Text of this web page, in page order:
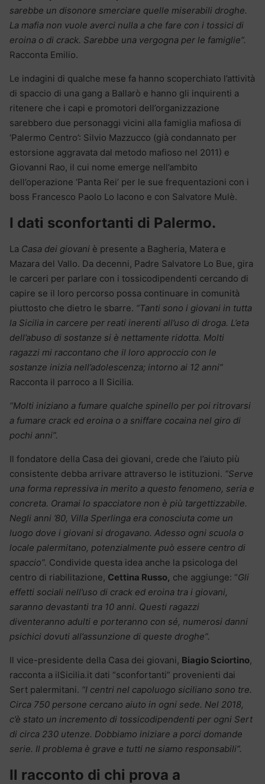
sarebbe un disonore smerciare quelle miserabili droghe.
La mafia non vuole averci nulla a che fare con i tossici di
eroina o di crack. Sarebbe una vergogna per le famiglie”.
Racconta Emilio.
Le indagini di qualche mese fa hanno scoperchiato l’attività
di spaccio di una gang a Ballarò e hanno gli inquirenti a
ritenere che i capi e promotori dell’organizzazione
sarebbero due personaggi vicini alla famiglia mafiosa di
‘Palermo Centro’: Silvio Mazzucco (già condannato per
estorsione aggravata dal metodo mafioso nel 2011) e
Giovanni Rao, il cui nome emerge nell’ambito
dell’operazione ‘Panta Rei’ per le sue frequentazioni con i
boss Francesco Paolo Lo Iacono e con Salvatore Mulè.
I dati sconfortanti di Palermo.
La Casa dei giovani è presente a Bagheria, Matera e
Mazara del Vallo. Da decenni, Padre Salvatore Lo Bue, gira
le carceri per parlare con i tossicodipendenti cercando di
capire se il loro percorso possa continuare in comunità
piuttosto che dietro le sbarre. “Tanti sono i giovani in tutta
la Sicilia in carcere per reati inerenti all’uso di droga. L’eta
dell’abuso di sostanze si è nettamente ridotta. Molti
ragazzi mi raccontano che il loro approccio con le
sostanze inizia nell’adolescenza; intorno ai 12 anni”
Racconta il parroco a Il Sicilia.
“Molti iniziano a fumare qualche spinello per poi ritrovarsi
a fumare crack ed eroina o a sniffare cocaina nel giro di
pochi anni”.
Il fondatore della Casa dei giovani, crede che l’aiuto più
consistente debba arrivare attraverso le istituzioni. “Serve
una forma repressiva in merito a questo fenomeno, seria e
concreta. Oramai lo spacciatore non è più targettizzabile.
Negli anni ’80, Villa Sperlinga era conosciuta come un
luogo dove i giovani si drogavano. Adesso ogni scuola o
locale palermitano, potenzialmente può essere centro di
spaccio”. Condivide questa idea anche la psicologa del
centro di riabilitazione, Cettina Russo, che aggiunge: “Gli
effetti sociali nell’uso di crack ed eroina tra i giovani,
saranno devastanti tra 10 anni. Questi ragazzi
diventeranno adulti e porteranno con sé, numerosi danni
psichici dovuti all’assunzione di queste droghe”.
Il vice-presidente della Casa dei giovani, Biagio Sciortino,
racconta a ilSicilia.it dati “sconfortanti” provenienti dai
Sert palermitani. “I centri nel capoluogo siciliano sono tre.
Circa 750 persone cercano aiuto in ogni sede. Nel 2018,
c’è stato un incremento di tossicodipendenti per ogni Sert
di circa 230 utenze. Dobbiamo iniziare a porci domande
serie. Il problema è grave e tutti ne siamo responsabili”.
Il racconto di chi prova a